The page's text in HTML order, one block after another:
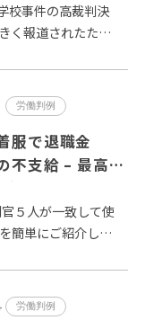
校事件の高裁判決
く報道されたた
労働判例
服で退職金
不支給 – 最高裁
５人が一致して使
労働判例